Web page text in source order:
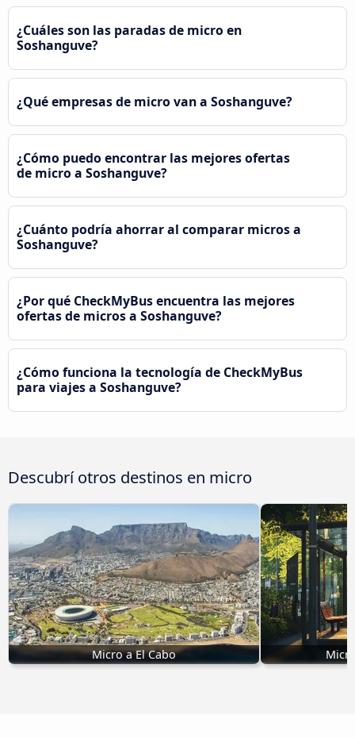
¿Cuáles son las paradas de micro en
Soshanguve?
¿Qué empresas de micro van a Soshanguve?
¿Cómo puedo encontrar las mejores ofertas
de micro a Soshanguve?
¿Cuánto podría ahorrar al comparar micros a
Soshanguve?
¿Por qué CheckMyBus encuentra las mejores
ofertas de micros a Soshanguve?
¿Cómo funciona la tecnología de CheckMyBus
para viajes a Soshanguve?
Descubrí otros destinos en micro
Micro a El Cabo